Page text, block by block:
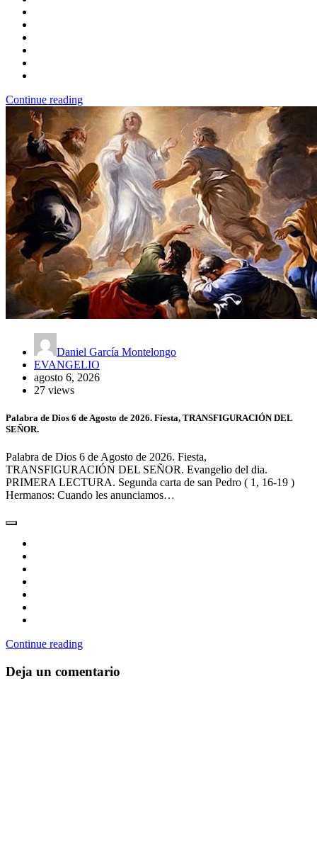
Continue reading
Daniel García Montelongo
EVANGELIO
agosto 6, 2026
27 views
Palabra de Dios 6 de Agosto de 2026. Fiesta, TRANSFIGURACIÓN DEL
SEÑOR.
Palabra de Dios 6 de Agosto de 2026. Fiesta,
TRANSFIGURACIÓN DEL SEÑOR. Evangelio del dia.
PRIMERA LECTURA. Segunda carta de san Pedro ( 1, 16-19 )
Hermanos: Cuando les anunciamos…
Continue reading
Deja un comentario